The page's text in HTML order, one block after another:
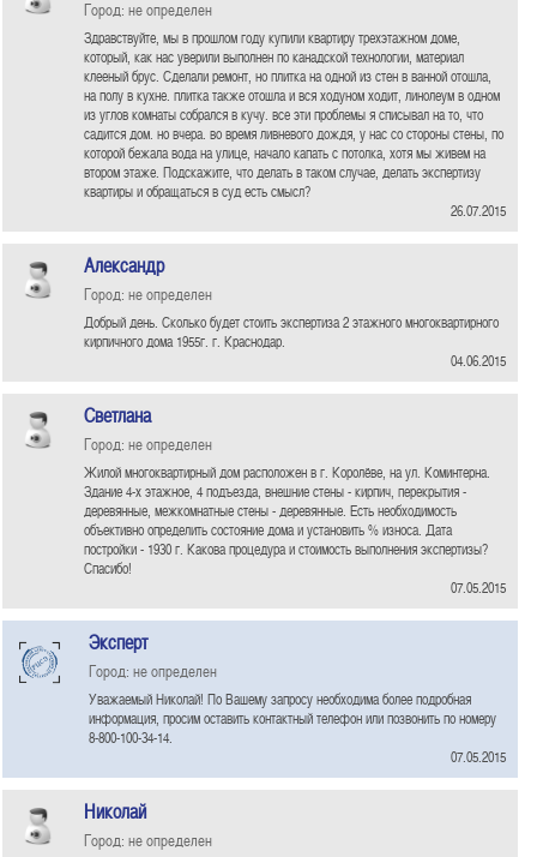
Город: не определен
Здравствуйте, мы в прошлом году купили квартиру трехэтажном доме,
который, как нас уверили выполнен по канадской технологии, материал
клееный брус. Сделали ремонт, но плитка на одной из стен в ванной отошла,
на полу в кухне. плитка также отошла и вся ходуном ходит, линолеум в одном
из углов комнаты собрался в кучу. все эти проблемы я списывал на то, что
садится дом. но вчера. во время ливневого дождя, у нас со стороны стены, по
которой бежала вода на улице, начало капать с потолка, хотя мы живем на
втором этаже. Подскажите, что делать в таком случае, делать экспертизу
квартиры и обращаться в суд есть смысл?
26.07.2015
Александр
Город: не определен
Добрый день. Сколько будет стоить экспертиза 2 этажного многоквартирного
кирпичного дома 1955г. г. Краснодар.
04.06.2015
Светлана
Город: не определен
Жилой многоквартирный дом расположен в г. Королёве, на ул. Коминтерна.
Здание 4-х этажное, 4 подъезда, внешние стены - кирпич, перекрытия -
деревянные, межкомнатные стены - деревянные. Есть необходимость
объективно определить состояние дома и установить % износа. Дата
постройки - 1930 г. Какова процедура и стоимость выполнения экспертизы?
Спасибо!
07.05.2015
Эксперт
Город: не определен
Уважаемый Николай! По Вашему запросу необходима более подробная
информация, просим оставить контактный телефон или позвонить по номеру
8-800-100-34-14.
07.05.2015
Николай
Город: не определен